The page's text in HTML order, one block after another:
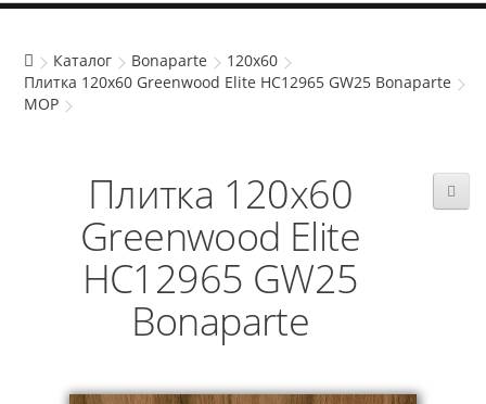
Каталог Bonaparte
120x60
Плитка 120x60 Greenwood Elite HC12965 GW25 Bonaparte
MOP
Плитка 120x60
Greenwood Elite
HC12965 GW25
Bonaparte